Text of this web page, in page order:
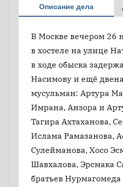
Описание дела
В Москве вечером 26
в хостеле на улице
в ходе обыска
Насимову и ещё
мусульман: Артура
Имрана, Анзора и
Тагира Ахтаханова,
Ислама Рамазанова,
Сулейманова, Хосо
Шавхалова, Эрсмака
братьев